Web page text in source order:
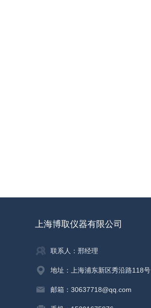
上海博取仪器有限公司
联系人：邢经理
地址：上海浦东新区秀沿路118号
邮箱：30637718@qq.com